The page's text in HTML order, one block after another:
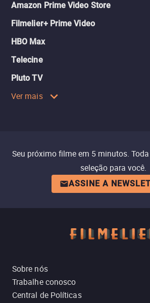
Amazon Prime Video Store
Filmelier+ Prime Video
HBO Max
Telecine
Pluto TV
Ver mais
Seu próximo filme em 5 minutos.
seleção para você.
ASSINE A
Sobre nós
Trabalhe conosco
Central de Políticas